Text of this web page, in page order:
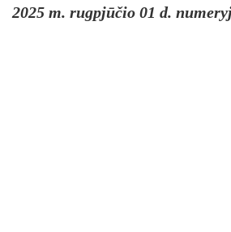
2025 m. rugpjūčio 01 d.